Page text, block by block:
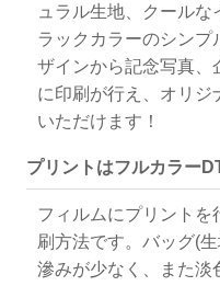
ュラル生地、クール
ラックカラーのシンプ
ザインから記念写真、
に印刷が行え、オリジ
いただけます！
プリントはフルカラー
フィルムにプリントを
刷方法です。バッグ(
滲みが少なく、また淡